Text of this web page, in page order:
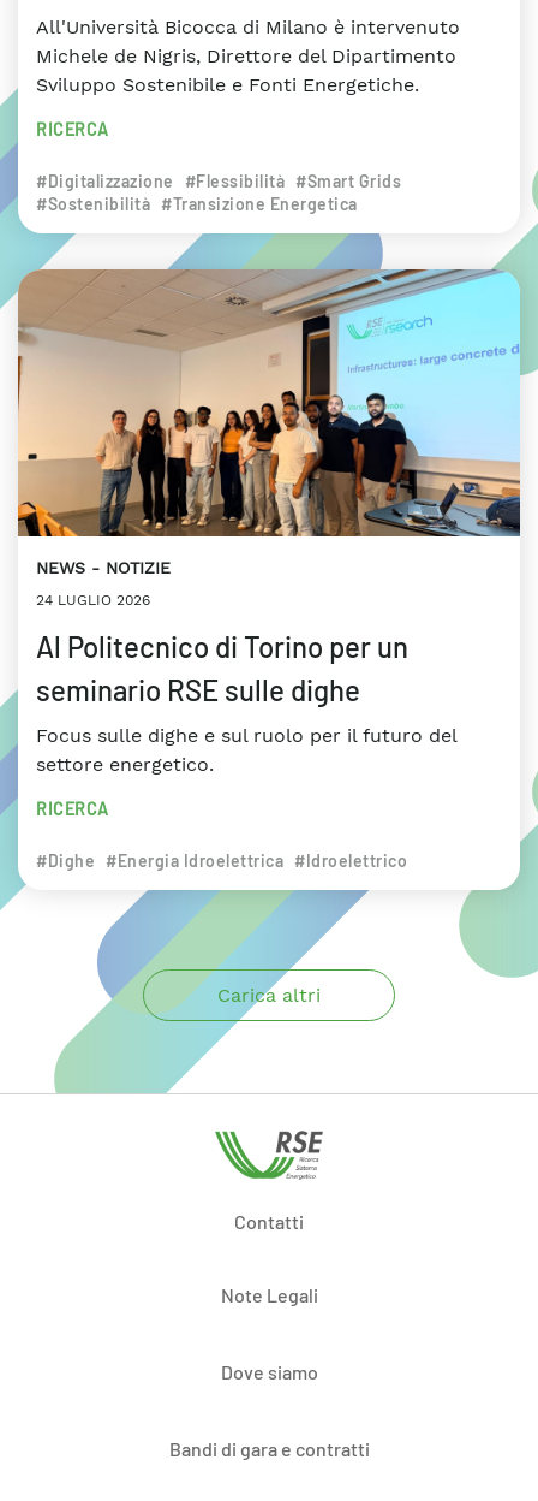
All'Università Bicocca di Milano è intervenuto
Michele de Nigris, Direttore del Dipartimento
Sviluppo Sostenibile e Fonti Energetiche.
RICERCA
#Digitalizzazione #Flessibilità #Smart Grids
#Sostenibilità #Transizione Energetica
NEWS NOTIZIE
24 LUGLIO 2026
Al Politecnico di Torino per un
seminario RSE sulle dighe
Focus sulle dighe e sul ruolo per il futuro del
settore energetico.
RICERCA
#Dighe #Energia Idroelettrica #Idroelettrico
Carica altri
Contatti
Note Legali
Dove siamo
Bandi di gara e contratti